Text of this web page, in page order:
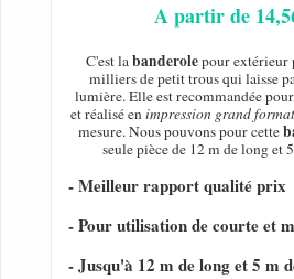
A partir de
C'est labanderolepour extérieur
milliers de petit trous qui laisse
lumière. Elle est recommandée
et réalisé enimpression grand format
mesure. Nous pouvons pour cette
seule pièce de 12 m de long et
- Meilleur rapport qualité prix
- Pour utilisation de courte et
- Jusqu'à 12 m de long et 5 m